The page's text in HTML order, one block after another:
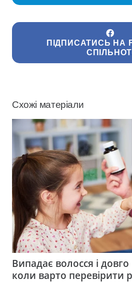
ПІДПИСАТИСЬ НА
Схожі матеріали
Випадає волосся і
коли варто перевірити